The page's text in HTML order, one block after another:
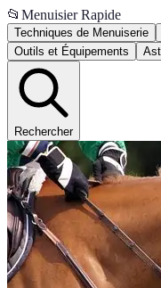
📂 Menuisier Rapide
Techniques de Menuiserie
Outils et Équipements
Rechercher